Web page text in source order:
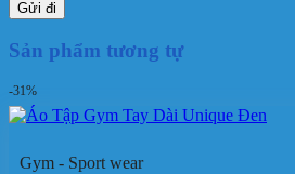
Sản phẩm tương tự
-31%
Gym - Sport wear